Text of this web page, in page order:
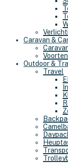
Caravan &
Outdoor &
Travel